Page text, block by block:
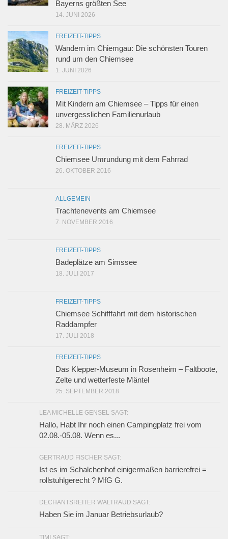
Bayerns größten See
14. JUNI 2026
FREIZEIT-TIPPS
Wandern im Chiemgau: Die schönsten Touren
rund um den Chiemsee
1. JUNI 2026
FREIZEIT-TIPPS
Mit Kindern am Chiemsee – Tipps für einen
unvergesslichen Familienurlaub
28. MÄRZ 2026
FREIZEIT-TIPPS
Chiemsee Umrundung mit dem Fahrrad
26. OKTOBER 2016
ALLGEMEIN
Trachtenevents am Chiemsee
7. NOVEMBER 2016
FREIZEIT-TIPPS
Badeplätze am Simssee
18. JULI 2017
FREIZEIT-TIPPS
Chiemsee Schifffahrt mit dem historischen
Raddampfer
17. JULI 2018
FREIZEIT-TIPPS
Das Klepper-Museum in Rosenheim – Faltboote,
Zelte und wetterfeste Mäntel
25. SEPTEMBER 2018
LEA MICHELLE GENSEL SAGT:
Hallo, Habt Ihr noch einen Campingplatz frei vom
02.08.-05.08. Wenn es...
GERTRAUD FISCHER SAGT:
Ist es im Schalchenhof einigermaßen barrierefrei =
rollstuhlgerecht ? MfG G.
DECHANTSREITER WALTRAUD SAGT:
Haben Sie im Januar Betriebsurlaub?
TIMI SAGT: